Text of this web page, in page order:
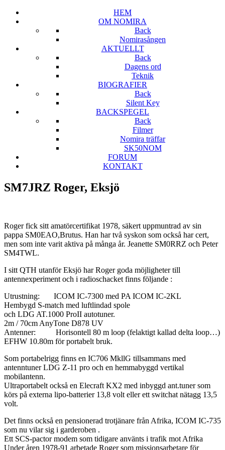
HEM
OM NOMIRA
Back
Nomirasången
AKTUELLT
Back
Dagens ord
Teknik
BIOGRAFIER
Back
Silent Key
BACKSPEGEL
Back
Filmer
Nomira träffar
SK50NOM
FORUM
KONTAKT
SM7JRZ Roger, Eksjö
Roger fick sitt amatörcertifikat 1978, säkert uppmuntrad av sin
pappa SM0EAO,Brutus. Han har två syskon som också har cert,
men som inte varit aktiva på många år. Jeanette SM0RRZ och Peter
SM4TWL.
I sitt QTH utanför Eksjö har Roger goda möjligheter till
antennexperiment och i radioschacket finns följande :
Utrustning: ICOM IC-7300 med PA ICOM IC-2KL
Hembygd S-match med luftlindad spole
och LDG AT.1000 ProII autotuner.
2m / 70cm AnyTone D878 UV
Antenner: Horisontell 80 m loop (felaktigt kallad delta loop…)
EFHW 10.80m för portabelt bruk.
Som portabelrigg finns en IC706 MkllG tillsammans med
antenntuner LDG Z-11 pro och en hemmabyggd vertikal
mobilantenn.
Ultraportabelt också en Elecraft KX2 med inbyggd ant.tuner som
körs på externa lipo-batterier 13,8 volt eller ett switchat nätagg 13,5
volt.
Det finns också en pensionerad trotjänare från Afrika, ICOM IC-735
som nu vilar sig i garderoben .
Ett SCS-pactor modem som tidigare använts i trafik mot Afrika
Under åren 1978-91 arbetade Roger som missionsarbetare för